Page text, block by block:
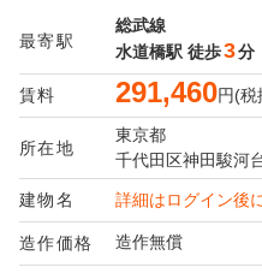
最寄駅
総武線
水道橋駅 徒歩3分
賃料 291,460円(税
所在地
東京都
千代田区神田駿河
建物名 詳細はログイン後
造作価格 造作無償